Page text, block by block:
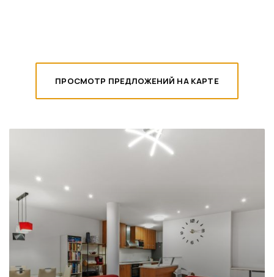
ПРОСМОТР ПРЕДЛОЖЕНИЙ НА КАРТЕ